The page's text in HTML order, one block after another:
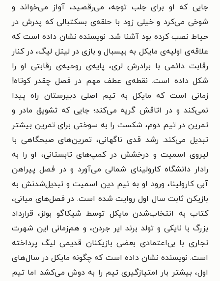
جایی که او برای جلب توجه، می‌رقصید، آواز می‌خواند و
شوخی می‌کرد و خیلی زود با حلقه‌ی بسکتبالی که پدرش در
حیاط نصب کرده بود آشنا شد. نویسنده نشان داده است که
علاقه‌ی اولیه‌ی مایکل به بیسبال و بازی در لیتل لیگ، در کنار
رقابت دائمی با برادرش لری، پایه‌ی روحیه‌ی رقابتی او را
شکل داده است. نقطه‌ی عطف مهم در فصل چقدر کوتاه!
زمانی است که مایکل به تیم اصلی دبیرستان راه پیدا
نمی‌کند و در اتاقش گریه می‌کند؛ جایی که تشویق مادر و
تمرین در تیم دوم، شکست را به سوختی برای تمرین بیشتر
تبدیل می‌کند. رشد قدی ناگهانی، تمرین‌های صبحگاهی با
لیروی اسمیت و درخشش در کمپ‌های تابستانی، او را به
رادار دانشگاه کارولینای شمالی می‌آورد و در فصل پیراهن
آبی کارولینا، ورود او به تیم دین اسمیت و تبدیل‌شدنش به
بازیکن ثابت سال اول روایت شده است. در فصل‌های میانی،
کتاب به انتخاب‌شدن مایکل توسط شیکاگو بولز، قرارداد
بزرگ با نایکی و تولد برند ایر جردن، و هم‌زمانی این شهرت
تجاری با بی‌اعتمادی بعضی بازیکنان قدیمی لیگ پرداخته
است. نویسنده نشان داده است که چگونه مایکل در سال‌های
اول، بیشتر بار امتیازگیری تیم را به دوش می‌کشد اما تیم